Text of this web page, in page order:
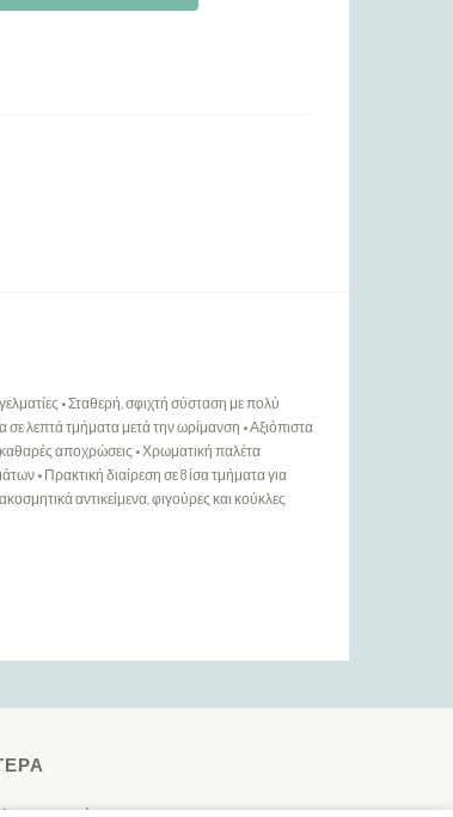
• Σταθερή, σφιχτή σύσταση με πολύ
σε λεπτά τμήματα μετά την ωρίμανση • Αξιόπιστα
αποχρώσεις • Χρωματική παλέτα
• Πρακτική διαίρεση σε 8 ίσα τμήματα για
αντικείμενα, φιγούρες και κούκλες